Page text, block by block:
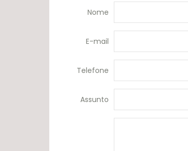
Nome
E-mail
Telefone
Assunto